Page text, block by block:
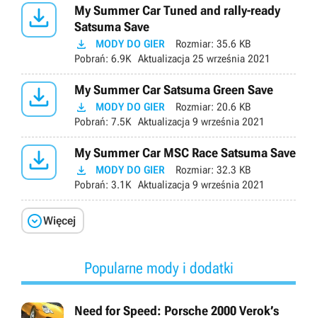

My Summer Car Tuned and rally-ready
Satsuma Save
 MODY DO GIER Rozmiar: 35.6 KB
Pobrań: 6.9K Aktualizacja 25 września 2021
 My Summer Car Satsuma Green Save
 MODY DO GIER Rozmiar: 20.6 KB
Pobrań: 7.5K Aktualizacja 9 września 2021
 My Summer Car MSC Race Satsuma Save
 MODY DO GIER Rozmiar: 32.3 KB
Pobrań: 3.1K Aktualizacja 9 września 2021
Więcej
Popularne mody i dodatki
Need for Speed: Porsche 2000 Verok’s